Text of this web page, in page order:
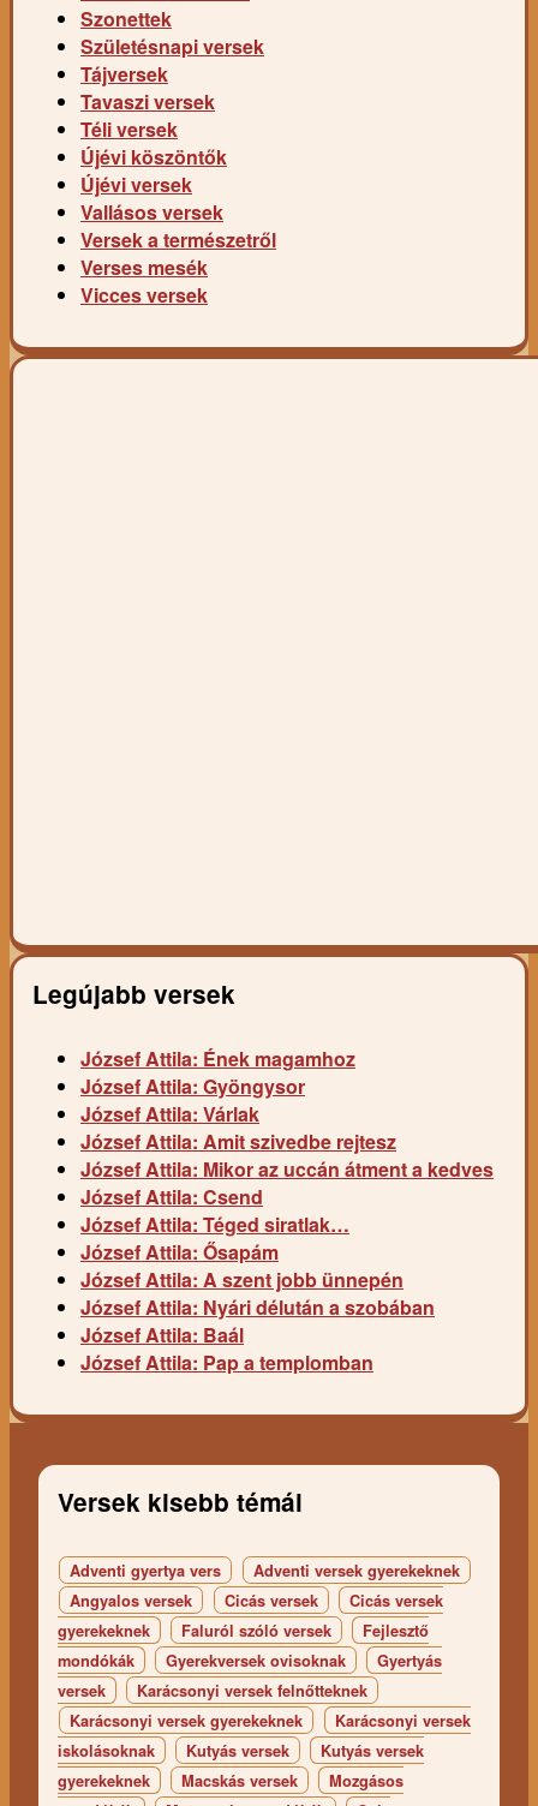
Szonettek
Születésnapi versek
Tájversek
Tavaszi versek
Téli versek
Újévi köszöntők
Újévi versek
Vallásos versek
Versek a természetről
Verses mesék
Vicces versek
Legújabb versek
József Attila: Ének magamhoz
József Attila: Gyöngysor
József Attila: Várlak
József Attila: Amit szivedbe rejtesz
József Attila: Mikor az uccán átment a kedves
József Attila: Csend
József Attila: Téged siratlak…
József Attila: Ősapám
József Attila: A szent jobb ünnepén
József Attila: Nyári délután a szobában
József Attila: Baál
József Attila: Pap a templomban
Versek kisebb témái
Adventi gyertya vers
Adventi versek gyerekeknek
Angyalos versek
Cicás versek
Cicás versek
gyerekeknek
Faluról szóló versek
Fejlesztő
mondókák
Gyerekversek ovisoknak
Gyertyás
versek
Karácsonyi versek felnőtteknek
Karácsonyi versek gyerekeknek
Karácsonyi versek
iskolásoknak
Kutyás versek
Kutyás versek
gyerekeknek
Macskás versek
Mozgásos